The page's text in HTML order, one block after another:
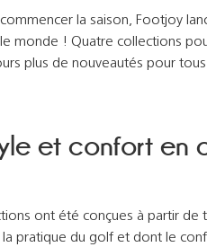
la saison, Footjoy
monde ! Quatre collections
plus de nouveautés pour
et confort en
ont été conçues à partir de
la pratique du golf et dont le